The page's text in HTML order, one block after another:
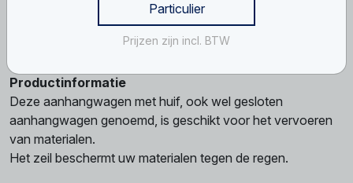
Productinformatie
Deze aanhangwagen met huif, ook wel gesloten
aanhangwagen genoemd, is geschikt voor het vervoeren
van materialen.
Het zeil beschermt uw materialen tegen de regen.
Particulier
Prijzen zijn incl. BTW